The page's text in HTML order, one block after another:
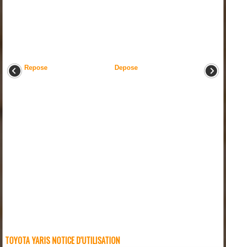
Repose Depose
TOYOTA YARIS NOTICE D'UTILISATION